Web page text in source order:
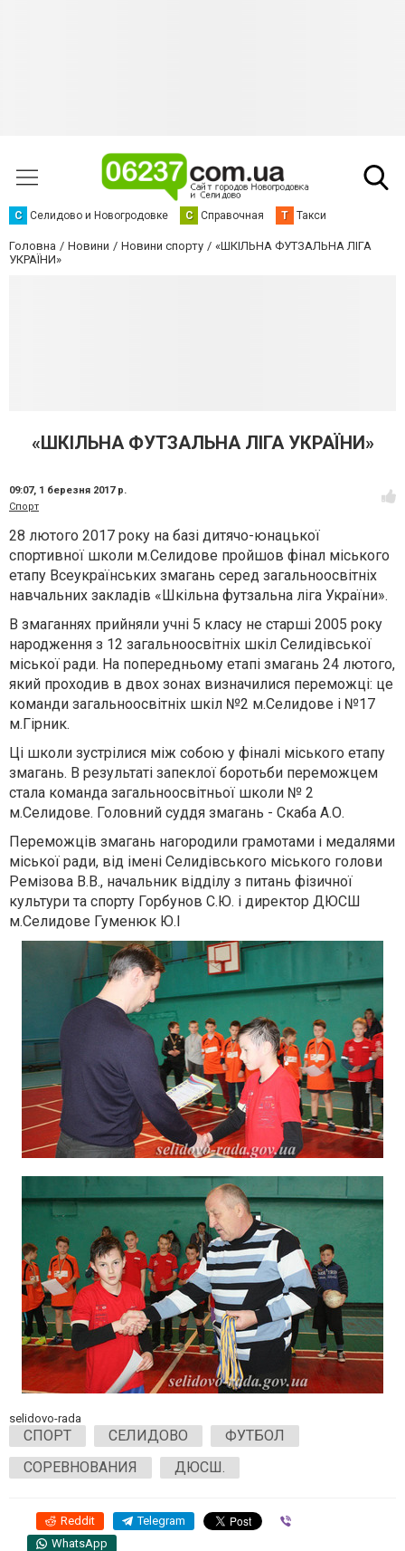
С Селидово и Новогродовке С Справочная Т Такси
Головна Новини Новини спорту
«ШКІЛЬНА ФУТЗАЛЬНА ЛІГА
УКРАЇНИ»
«ШКІЛЬНА ФУТЗАЛЬНА ЛІГА УКРАЇНИ»
09:07, 1 березня 2017 р.
Спорт
28 лютого 2017 року на базі дитячо-юнацької
спортивної школи м.Селидове пройшов фінал міського
етапу Всеукраїнських змагань серед загальноосвітніх
навчальних закладів «Шкільна футзальна ліга України».
В змаганнях прийняли учні 5 класу не старші 2005 року
народження з 12 загальноосвітніх шкіл Селидівської
міської ради. На попередньому етапі змагань 24 лютого,
який проходив в двох зонах визначилися переможці: це
команди загальноосвітніх шкіл №2 м.Селидове і №17
м.Гірник.
Ці школи зустрілися між собою у фіналі міського етапу
змагань. В результаті запеклої боротьби переможцем
стала команда загальноосвітньої школи № 2
м.Селидове. Головний суддя змагань - Скаба А.О.
Переможців змагань нагородили грамотами і медалями
міської ради, від імені Селидівського міського голови
Ремізова В.В., начальник відділу з питань фізичної
культури та спорту Горбунов С.Ю. і директор ДЮСШ
м.Селидове Гуменюк Ю.І
selidovo-rada
СПОРТ СЕЛИДОВО
ФУТБОЛ
СОРЕВНОВАНИЯ
ДЮСШ.
Reddit Telegram
WhatsApp